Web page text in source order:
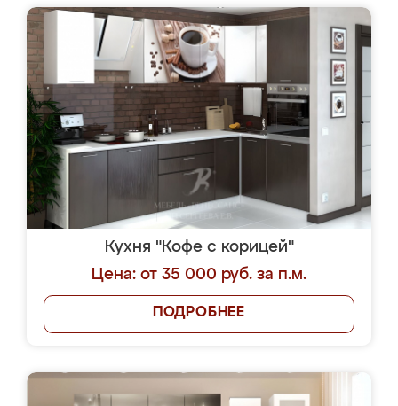
Кухня "Кофе с корицей"
Цена: от 35 000 руб. за п.м.
ПОДРОБНЕЕ